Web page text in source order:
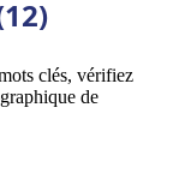
clés, vérifiez
de